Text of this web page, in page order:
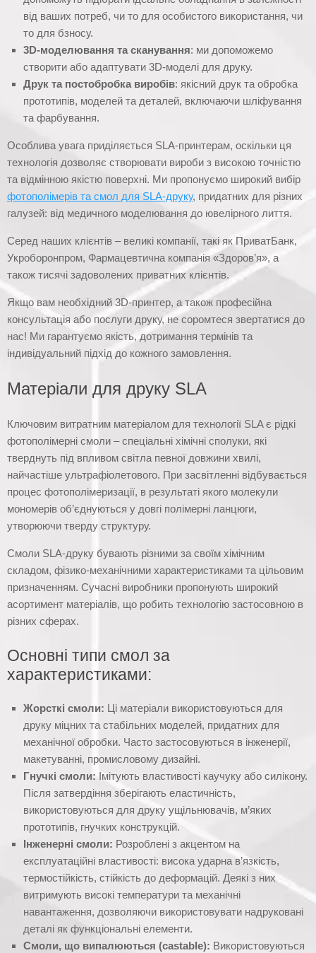
від ваших потреб, чи то для особистого використання, чи
то для бзносу.
3D-моделювання та сканування: ми допоможемо
створити або адаптувати 3D-моделі для друку.
Друк та постобробка виробів: якісний друк та обробка
прототипів, моделей та деталей, включаючи шліфування
та фарбування.
Особлива увага приділяється SLA-принтерам, оскільки ця
технологія дозволяє створювати вироби з високою точністю
та відмінною якістю поверхні. Ми пропонуємо широкий вибір
фотополімерів та смол для SLA-друку, придатних для різних
галузей: від медичного моделювання до ювелірного лиття.
Серед наших клієнтів – великі компанії, такі як ПриватБанк,
Укроборонпром, Фармацевтична компанія «Здоров’я», а
також тисячі задоволених приватних клієнтів.
Якщо вам необхідний 3D-принтер, а також професійна
консультація або послуги друку, не соромтеся звертатися до
нас! Ми гарантуємо якість, дотримання термінів та
індивідуальний підхід до кожного замовлення.
Матеріали для друку SLA
Ключовим витратним матеріалом для технології SLA є рідкі
фотополімерні смоли – спеціальні хімічні сполуки, які
тверднуть під впливом світла певної довжини хвилі,
найчастіше ультрафіолетового. При засвітленні відбувається
процес фотополімеризації, в результаті якого молекули
мономерів об’єднуються у довгі полімерні ланцюги,
утворюючи тверду структуру.
Смоли SLA-друку бувають різними за своїм хімічним
складом, фізико-механічними характеристиками та цільовим
призначенням. Сучасні виробники пропонують широкий
асортимент матеріалів, що робить технологію застосовною в
різних сферах.
Основні типи смол за
характеристиками:
Жорсткі смоли: Ці матеріали використовуються для
друку міцних та стабільних моделей, придатних для
механічної обробки. Часто застосовуються в інженерії,
макетуванні, промисловому дизайні.
Гнучкі смоли: Імітують властивості каучуку або силікону.
Після затвердіння зберігають еластичність,
використовуються для друку ущільнювачів, м’яких
прототипів, гнучких конструкцій.
Інженерні смоли: Розроблені з акцентом на
експлуатаційні властивості: висока ударна в’язкість,
термостійкість, стійкість до деформацій. Деякі з них
витримують високі температури та механічні
навантаження, дозволяючи використовувати надруковані
деталі як функціональні елементи.
Смоли, що випалюються (castable): Використовуються